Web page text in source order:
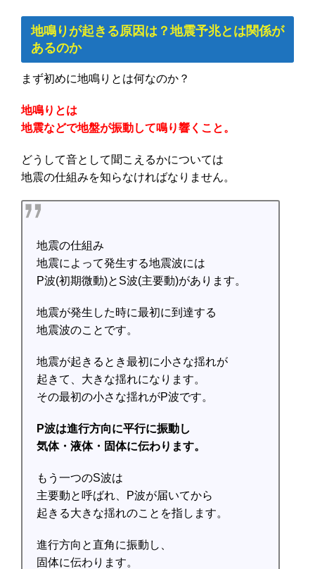
地鳴りが起きる原因は？地震予兆とは関係が
あるのか
まず初めに地鳴りとは何なのか？
地鳴りとは
地震などで地盤が振動して鳴り響くこと。
どうして音として聞こえるかについては
地震の仕組みを知らなければなりません。
地震の仕組み
地震によって発生する地震波には
P波(初期微動)とS波(主要動)があります。
地震が発生した時に最初に到達する
地震波のことです。
地震が起きるとき最初に小さな揺れが
起きて、大きな揺れになります。
その最初の小さな揺れがP波です。
P波は進行方向に平行に振動し
気体・液体・固体に伝わります。
もう一つのS波は
主要動と呼ばれ、P波が届いてから
起きる大きな揺れのことを指します。
進行方向と直角に振動し、
固体に伝わります。